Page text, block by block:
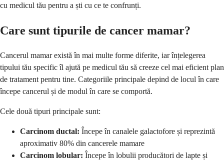
cu medicul tău pentru a ști cu ce te confrunți.
Care sunt tipurile de cancer mamar?
Cancerul mamar există în mai multe forme diferite, iar înțelegerea
tipului tău specific îl ajută pe medicul tău să creeze cel mai eficient plan
de tratament pentru tine. Categoriile principale depind de locul în care
începe cancerul și de modul în care se comportă.
Cele două tipuri principale sunt:
Carcinom ductal: Începe în canalele galactofore și reprezintă
aproximativ 80% din cancerele mamare
Carcinom lobular: Începe în lobulii producători de lapte și